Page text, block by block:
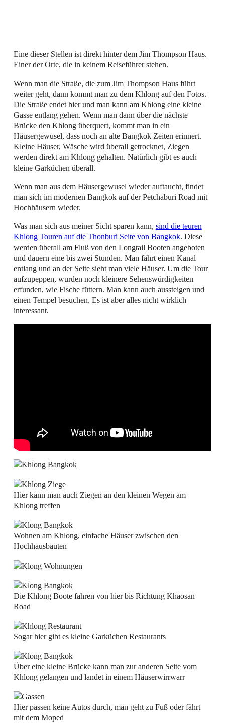
Eine dieser Stellen ist direkt hinter dem Jim Thompson Haus.
Einer der Orte, die in keinem Reiseführer stehen.
Wenn man die Straße, die zum Jim Thompson Haus führt
weiter geht, dann kommt man zu dem Khlong auf den Fotos.
Die Straße endet hier und man kann am Khlong eine kleine
Gasse entlang gehen. Wenn man dann über die nächste
Brücke den Khlong überquert, kommt man in ein
Häusergewusel, dass noch an alte Bangkok Zeiten erinnert.
Kleine Häuser, Wäsche wird überall getrocknet, Ziegen
werden direkt am Khlong gehalten. Natürlich gibt es auch
kleine Garküchen überall.
Wenn man aus dem Häusergewusel wieder auftaucht, findet
man sich im modernen Bangkok auf der Petchaburi Road mit
Hochhäusern wieder.
Was man sich aus meiner Sicht sparen kann, sind die teuren
Khlong Touren auf die Thonburi Seite von Bangkok. Diese
werden überall am Fluß von den Longtail Booten angeboten
und dauern eine bis zwei Stunden. Man fährt einen Kanal
entlang und an der Seite sieht man viele Häuser. Um die Tour
aufzupeppen, wurden noch kleinere Sehenswürdigkeiten
erfunden, wie Fische füttern. Man kann auch aussteigen und
einen Tempel besuchen. Es ist aber alles nicht wirklich
interessant.
Hier kann man auch Ziegen an den kleinen Wegen am
Khlong treffen
Wohnen am Khlong, einfache Häuser zwischen den
Hochhausbauten
Die Khlong Boote fahren von hier bis Richtung Khaosan
Road
Sogar hier gibt es kleine Garküchen Restaurants
Über eine kleine Brücke kann man zur anderen Seite vom
Khlong gelangen und landet in einem Häuserwirrwarr
Hier passen keine Autos durch, man geht zu Fuß oder fährt
mit dem Moped